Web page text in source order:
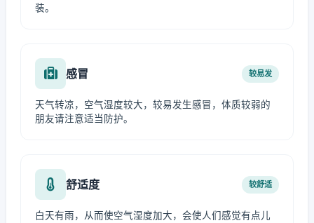
装。
感冒 较易发
天气转凉，空气湿度较大，较易发生感冒，体质较弱的
朋友请注意适当防护。
舒适度 较舒适
白天有雨，从而使空气湿度加大，会使人们感觉有点儿